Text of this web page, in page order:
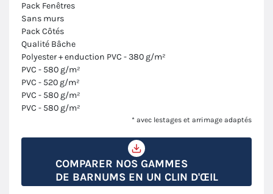
Pack Fenêtres
Sans murs
Pack Côtés
Qualité Bâche
Polyester + enduction PVC - 380 g/m²
PVC - 580 g/m²
PVC - 520 g/m²
PVC - 580 g/m²
PVC - 580 g/m²
* avec lestages et arrimage adaptés
COMPARER NOS GAMMES
DE BARNUMS EN UN CLIN D'ŒIL